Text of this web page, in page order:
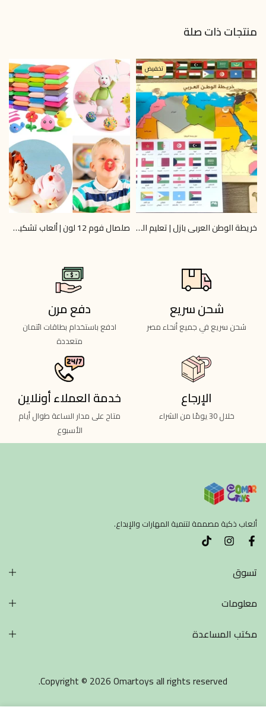
منتجات ذات صلة
تخفيض
خريطة الوطن العربي بازل | تعليم الجغرافيا 6+ | Omar Toys
صلصال فوم 12 لون | ألعاب تشكيل آمنة | Omar Toys
شحن سريع
شحن سريع في جميع أنحاء مصر
دفع مرن
ادفع باستخدام بطاقات ائتمان
متعددة
الإرجاع
خلال 30 يومًا من الشراء
خدمة العملاء أونلاين
متاح على مدار الساعة طوال أيام
الأسبوع
ألعاب ذكية مصممة لتنمية المهارات والإبداع.
تسوق
معلومات
مكتب المساعدة
Copyright © 2026 Omartoys all rights reserved.